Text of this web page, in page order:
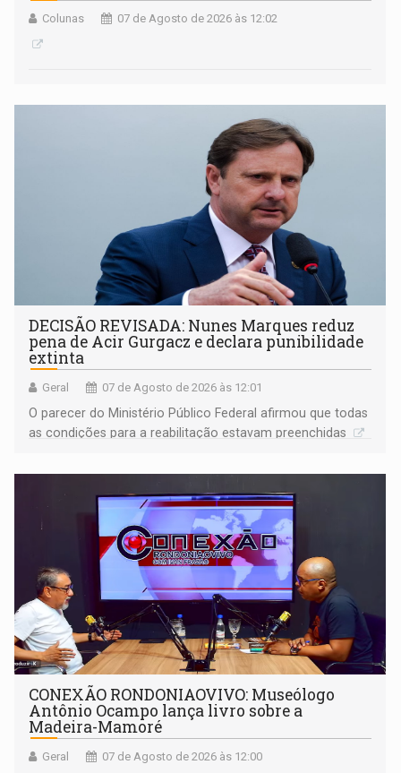
Colunas 07 de Agosto de 2026 às 12:02
DECISÃO REVISADA: Nunes Marques reduz
pena de Acir Gurgacz e declara punibilidade
extinta
Geral 07 de Agosto de 2026 às 12:01
O parecer do Ministério Público Federal afirmou que todas
as condições para a reabilitação estavam preenchidas
CONEXÃO RONDONIAOVIVO: Museólogo
Antônio Ocampo lança livro sobre a
Madeira-Mamoré
Geral 07 de Agosto de 2026 às 12:00